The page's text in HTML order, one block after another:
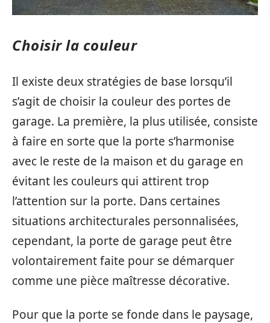
Choisir la couleur
Il existe deux stratégies de base lorsqu’il
s’agit de choisir la couleur des portes de
garage. La première, la plus utilisée, consiste
à faire en sorte que la porte s’harmonise
avec le reste de la maison et du garage en
évitant les couleurs qui attirent trop
l’attention sur la porte. Dans certaines
situations architecturales personnalisées,
cependant, la porte de garage peut être
volontairement faite pour se démarquer
comme une pièce maîtresse décorative.
Pour que la porte se fonde dans le paysage,